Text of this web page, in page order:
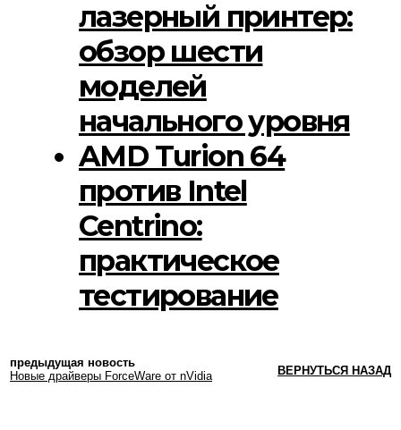
лазерный принтер:
обзор шести
моделей
начального уровня
AMD Turion 64
против Intel
Centrino:
практическое
тестирование
предыдущая новость
Новые драйверы ForceWare от nVidia
ВЕРНУТЬСЯ НАЗАД